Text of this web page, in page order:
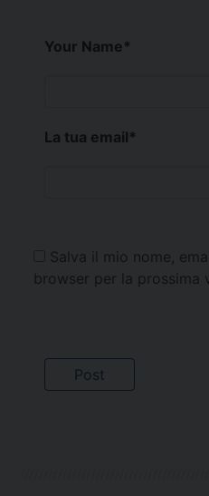
Your Name*
La tua email*
Salva il mio nome,
browser per la prossima